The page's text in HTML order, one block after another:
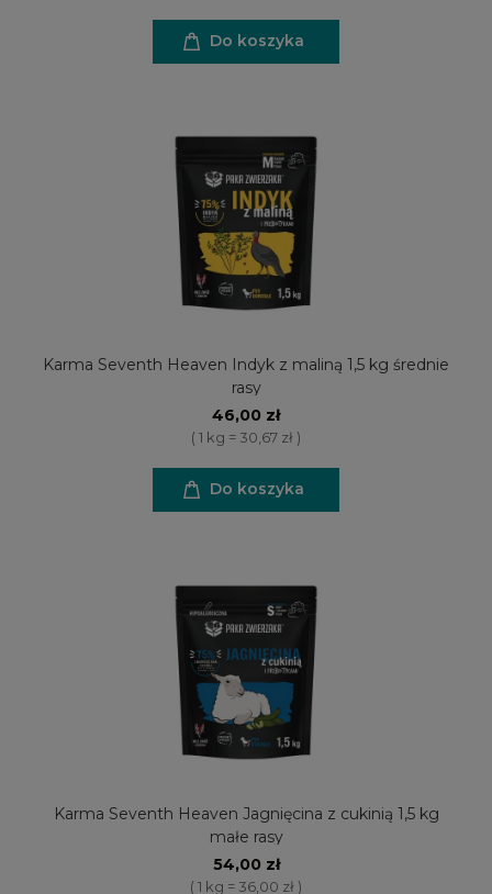
Do koszyka
Karma Seventh Heaven Indyk z maliną 1,5 kg średnie
rasy
46,00 zł
( 1 kg = 30,67 zł )
Do koszyka
Karma Seventh Heaven Jagnięcina z cukinią 1,5 kg
małe rasy
54,00 zł
( 1 kg = 36,00 zł )